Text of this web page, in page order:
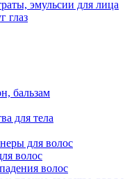
эмульсии для лица
глаз
бальзам
для тела
для волос
волос
волос